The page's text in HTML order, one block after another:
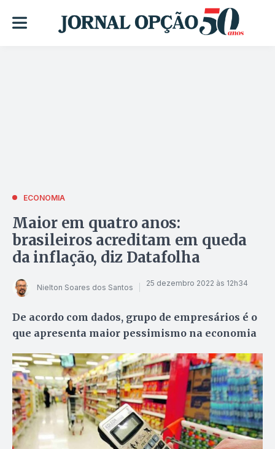
ECONOMIA
Maior em quatro anos:
brasileiros acreditam em queda
da inflação, diz Datafolha
Nielton Soares dos Santos 25 dezembro 2022 às 12h34
De acordo com dados, grupo de empresários é o
que apresenta maior pessimismo na economia